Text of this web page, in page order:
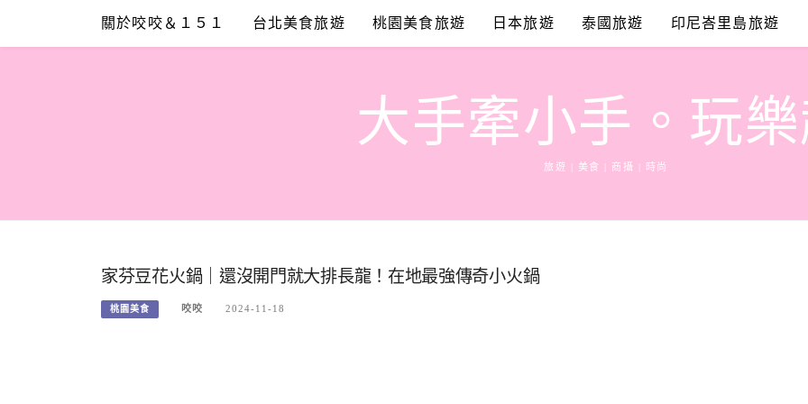
content
關於咬咬＆１５１ 台北美食旅遊 桃園美食旅遊 日本旅遊 泰國旅遊 印尼峇里島旅遊
大手牽小手。玩
旅遊 | 美食 | 商攝 | 時尚
家芬豆花火鍋｜還沒開門就大排長龍！在地最強傳奇小火鍋
桃園美食 咬咬 2024-11-18